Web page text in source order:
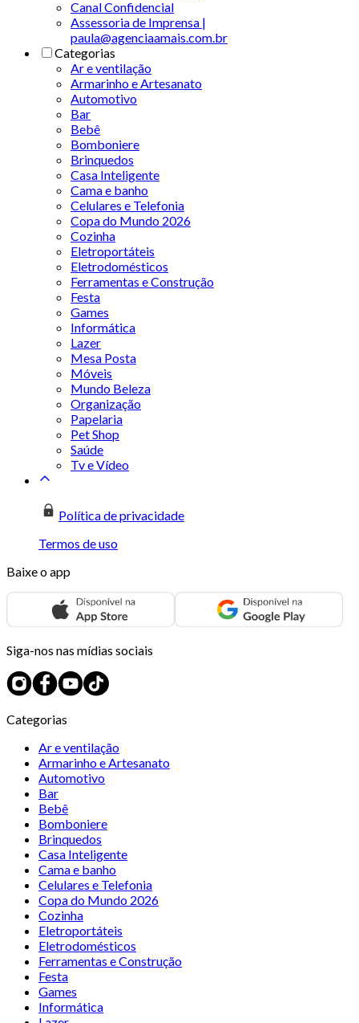
Canal Confidencial
Assessoria de Imprensa |
paula@agenciaamais.com.br
Categorias
Ar e ventilação
Armarinho e Artesanato
Automotivo
Bar
Bebê
Bomboniere
Brinquedos
Casa Inteligente
Cama e banho
Celulares e Telefonia
Copa do Mundo 2026
Cozinha
Eletroportáteis
Eletrodomésticos
Ferramentas e Construção
Festa
Games
Informática
Lazer
Mesa Posta
Móveis
Mundo Beleza
Organização
Papelaria
Pet Shop
Saúde
Tv e Vídeo
Política de privacidade
Termos de uso
Baixe o app
Siga-nos nas mídias sociais
Categorias
Ar e ventilação
Armarinho e Artesanato
Automotivo
Bar
Bebê
Bomboniere
Brinquedos
Casa Inteligente
Cama e banho
Celulares e Telefonia
Copa do Mundo 2026
Cozinha
Eletroportáteis
Eletrodomésticos
Ferramentas e Construção
Festa
Games
Informática